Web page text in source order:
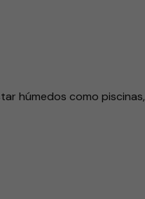
húmedos como piscinas,